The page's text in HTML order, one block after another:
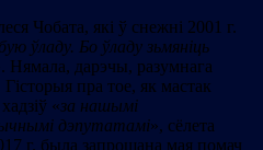
Чобата, які ў снежні 2001 г.
ўладу. Бо ўладу зьмяніць
Нямала, дарэчы, разумнага
пра тое, як мастак
«за нашымі
дэпутатамі», сёлета
г. была запрошана мая помач